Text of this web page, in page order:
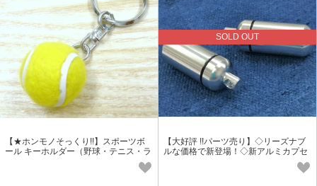
【★ホンモノそっくり!!】スポーツボ
ール キーホルダー（野球・テニス・ラ
SOLD OUT
【大好評 !!パーツ売り】◇リーズナブ
ルな価格で新登場！◇新アルミカプセ